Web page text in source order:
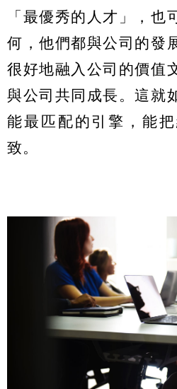
「最優秀的人才」，也
何，他們都與公司的發
很好地融入公司的價值
與公司共同成長。這就
能最匹配的引擎，能
致。